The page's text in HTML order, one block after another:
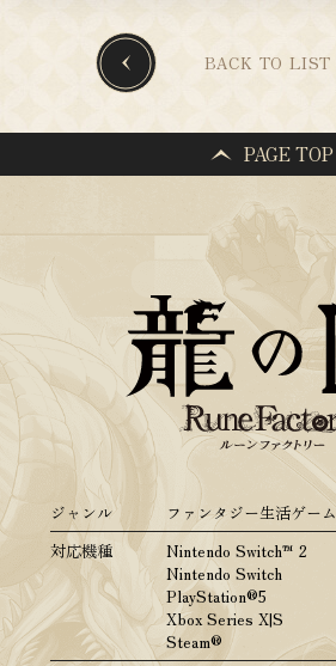
BACK TO LIST
PAGE TOP
ジャンル
ファンタジー生活ゲーム
対応機種
Nintendo Switch™ 2
Nintendo Switch
PlayStation®5
Xbox Series X|S
Steam®